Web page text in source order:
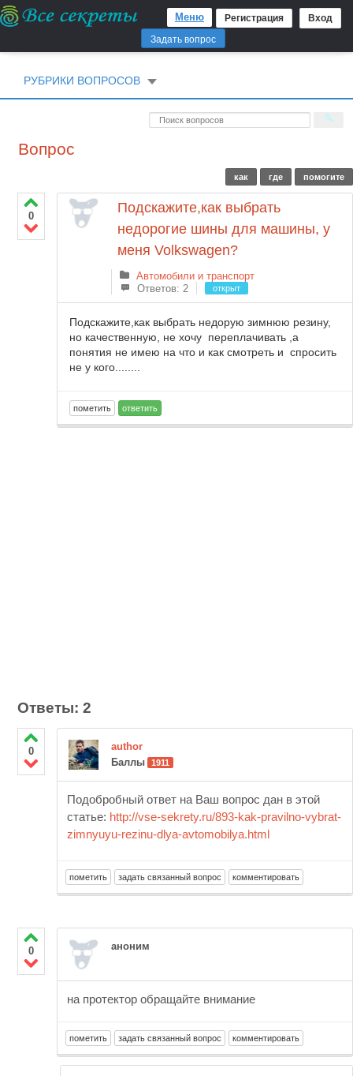
Регистрация Вход
Меню
Задать вопрос
РУБРИКИ ВОПРОСОВ
Вопрос
как где помогите
0
Подскажите,как выбрать
недорогие шины для машины, у
меня Volkswagen?
Автомобили и транспорт
Ответов: 2
открыт
Подскажите,как выбрать недорую зимнюю резину,
но качественную, не хочу переплачивать ,а
понятия не имею на что и как смотреть и спросить
не у кого........
Ответы: 2
0
author
Баллы
1911
Подобробный ответ на Ваш вопрос дан в этой
статье: http://vse-sekrety.ru/893-kak-pravilno-vybrat-
zimnyuyu-rezinu-dlya-avtomobilya.html
0 аноним
на протектор обращайте внимание